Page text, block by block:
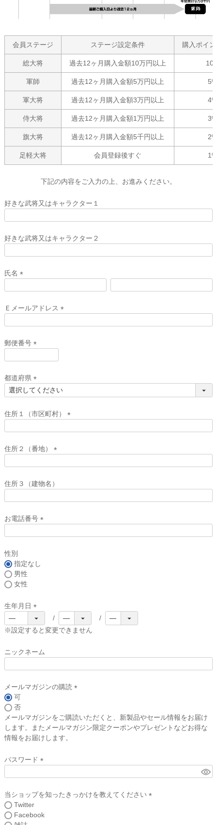
会員ステージ ステージ設定条件 購入ポイ
総大将 過去12ヶ月購入金額10万円以上
軍師 過去12ヶ月購入金額5万円以上 5%
軍大将 過去12ヶ月購入金額3万円以上 4%
侍大将 過去12ヶ月購入金額1万円以上 3%
旗大将 過去12ヶ月購入金額5千円以上 2%
足軽大将 会員登録後すぐ 1%
下記の内容をご入力の上、お進みください。
好きな武将又はキャラクター１
好きな武将又はキャラクター２
氏名
須
)
Ｅメールアドレス
郵便番号
須
)
都道府県
(
須
)
住所１（市区町村）
)
住所２（番地）
須
)
住所３（建物名）
お電話番号
性別
指定なし
男性
女性
生年月日
(
必
※設定すると変更できません
ニックネーム
メールマガジンの購読
須
)
可
否
メールマガジンをご購読いただくと、新製品やセール情報をお届け
します。またメールマガジン限定クーポンやプレゼントなどお得な
情報をお届けします。
パスワード
須
当ショップを知ったきっかけを教えてください
Twitter
Facebook